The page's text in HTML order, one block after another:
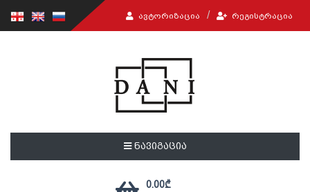
ᲐᲕᲢᲝᲠᲘᲖᲐᲪᲘᲐ ᲠᲔᲒᲘᲡᲢᲠᲐᲪᲘᲐ
ნავიგაცია
0.00₾